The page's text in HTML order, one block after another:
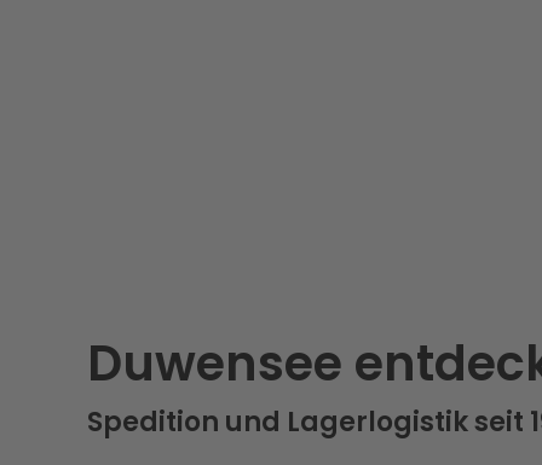
Duwensee
Spedition und Lagerlogistik seit